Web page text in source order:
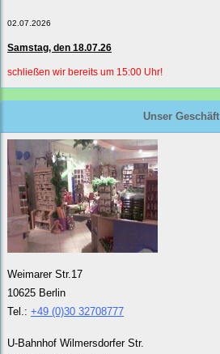
02.07.2026
Samstag, den 18.07.26
schließen wir bereits um 15:00 Uhr!
Unser Geschäft
Weimarer Str.17
10625 Berlin
Tel.: +49 (0)30 32708777
U-Bahnhof Wilmersdorfer Str.